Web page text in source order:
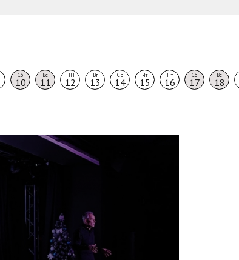
Сб
10
Вс
11
ПН
12
Вт
13
Ср
14
Чт
15
Пт
16
Сб
17
Вс
18